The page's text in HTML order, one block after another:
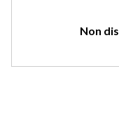
Non